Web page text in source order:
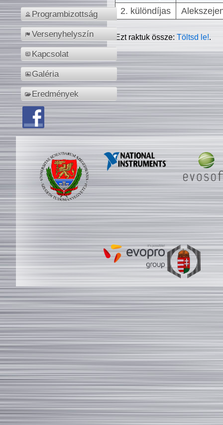
Programbizottság
Versenyhelyszín
Kapcsolat
Galéria
Eredmények
2. különdíjas
Ezt raktuk össze:Töltsd le!.